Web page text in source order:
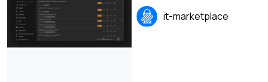
it-marketplace